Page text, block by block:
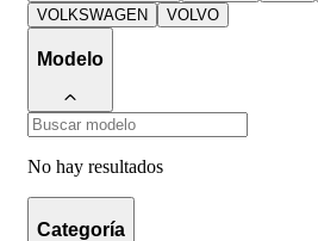
VOLKSWAGEN
VOLVO
Modelo
No hay resultados
Categoría